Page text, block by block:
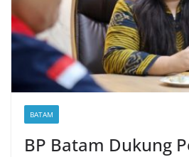
BATAM
BP Batam Dukung